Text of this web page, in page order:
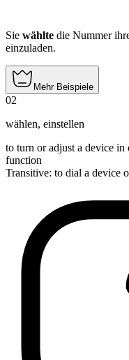
Sie wählte die Nummer
einzuladen.
Mehr Beispiele
02
wählen, einstellen
to turn or adjust a device in
function
Transitive: to dial a device